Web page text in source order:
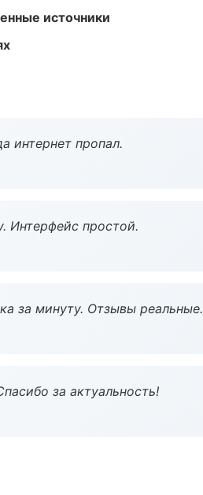
источники
интернет пропал.
Интерфейс простой.
за минуту. Отзывы реальные.
за актуальность!